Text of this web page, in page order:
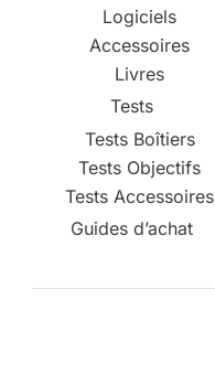
Logiciels
Accessoires
Livres
Tests
Tests Boîtiers
Tests Objectifs
Tests Accessoires
Guides d’achat